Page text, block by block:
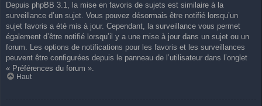
Depuis phpBB 3.1, la mise en favoris de sujets est similaire à la
surveillance d’un sujet. Vous pouvez désormais être notifié lorsqu’un
sujet favoris a été mis à jour. Cependant, la surveillance vous permet
également d’être notifié lorsqu’il y a une mise à jour dans un sujet ou un
forum. Les options de notifications pour les favoris et les surveillances
peuvent être configurées depuis le panneau de l’utilisateur dans l’onglet
« Préférences du forum ».
Haut